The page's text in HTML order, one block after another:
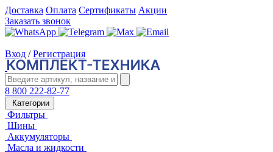
Доставка Оплата Сертификаты Акции
Заказать звонок
Вход / Регистрация
8 800 222-82-77
Категории
Фильтры
Шины
Аккумуляторы
Масла и жидкости